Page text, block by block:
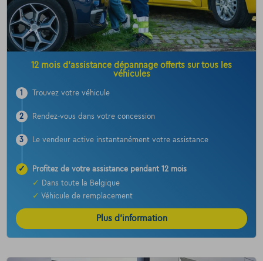
12 mois d’assistance dépannage offerts sur tous les
véhicules
1 Trouvez votre véhicule
2 Rendez-vous dans votre concession
3 Le vendeur active instantanément votre assistance
✓
Profitez de votre assistance pendant 12 mois
✓
Dans toute la Belgique
✓ Véhicule de remplacement
Plus d’information